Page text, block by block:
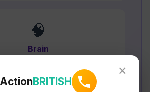
🧠
Brain
×
ActionBRITISH